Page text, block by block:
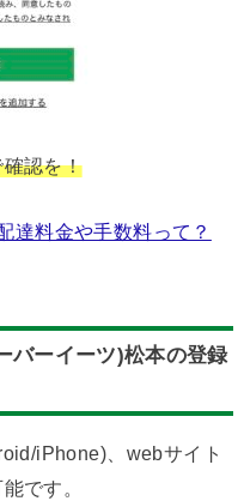
認を！
達料金や手数料って？
バーイーツ)松本の登録
iPhone)、webサイト
です。